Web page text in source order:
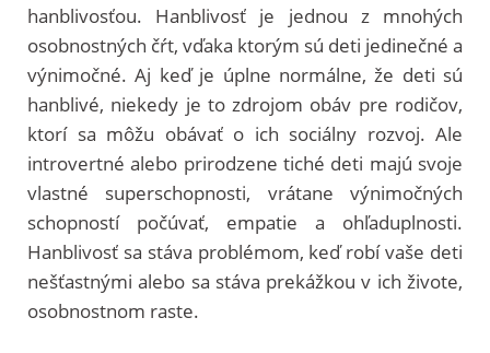
hanblivosťou. Hanblivosť je jednou z mnohých
osobnostných čŕt, vďaka ktorým sú deti jedinečné a
výnimočné. Aj keď je úplne normálne, že deti sú
hanblivé, niekedy je to zdrojom obáv pre rodičov,
ktorí sa môžu obávať o ich sociálny rozvoj. Ale
introvertné alebo prirodzene tiché deti majú svoje
vlastné superschopnosti, vrátane výnimočných
schopností počúvať, empatie a ohľaduplnosti.
Hanblivosť sa stáva problémom, keď robí vaše deti
nešťastnými alebo sa stáva prekážkou v ich živote,
osobnostnom raste.